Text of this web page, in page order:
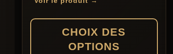
sur
CHOIX DES
OPTIONS